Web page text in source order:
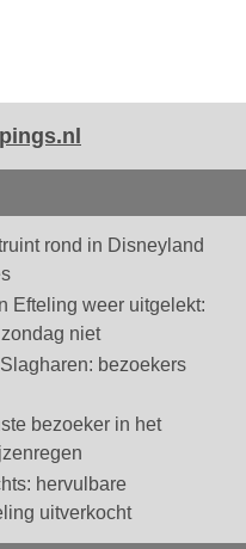
rond in Disneyland
Efteling weer uitgelekt:
niet
bezoekers
bezoeker in het
hervulbare
uitverkocht